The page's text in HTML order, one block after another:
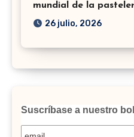
mundial de la
26 julio, 2026
Suscríbase a nuestro